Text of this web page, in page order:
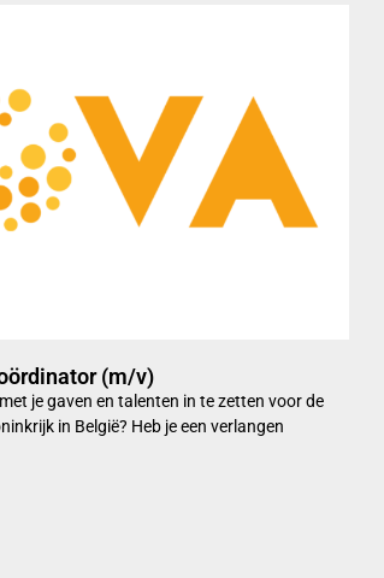
(m/v)
je gaven en talenten in te zetten voor de
in België? Heb je een verlangen